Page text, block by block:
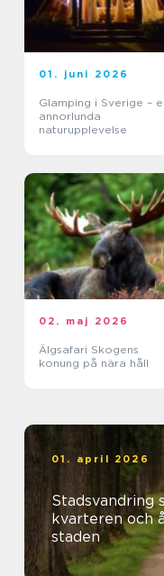
01. juni 2026
Glamping i Sverige –
annorlunda
naturupplevelse
02. maj 2026
Älgsafari Skogens
konung på nära håll
01. april 2026
Stadsvandring
kvarteren och
staden